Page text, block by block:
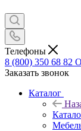
Телефоны
8 (800) 350 68 82
Заказать звонок
Каталог